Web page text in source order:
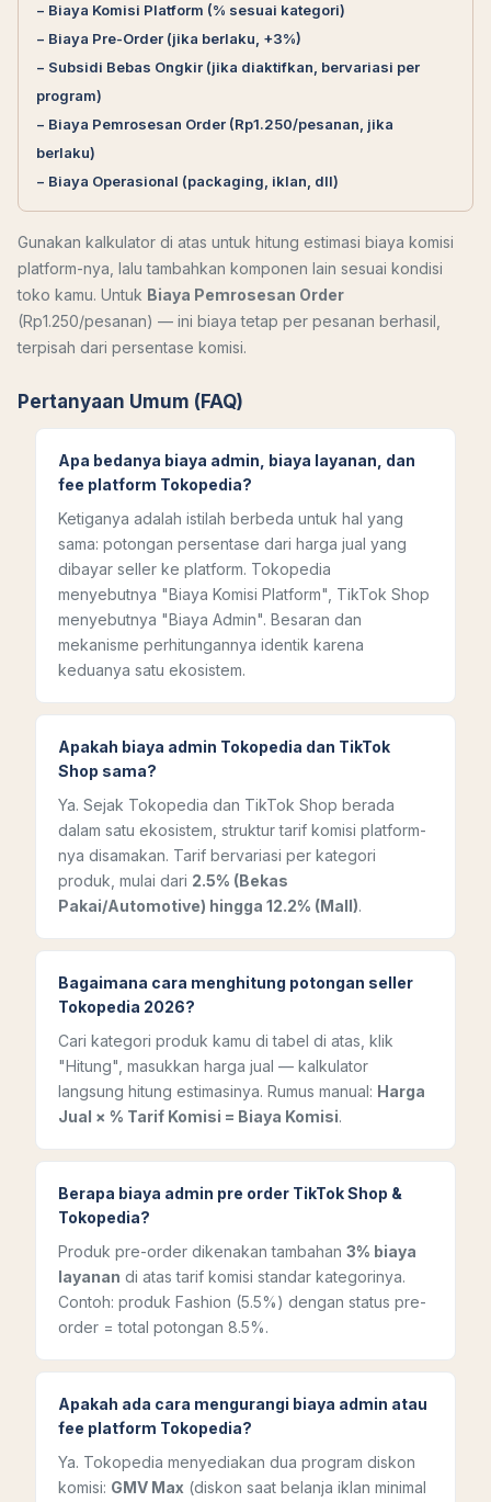
− Biaya Komisi Platform (% sesuai kategori)
− Biaya Pre-Order (jika berlaku, +3%)
− Subsidi Bebas Ongkir (jika diaktifkan, bervariasi per
program)
− Biaya Pemrosesan Order (Rp1.250/pesanan, jika
berlaku)
− Biaya Operasional (packaging, iklan, dll)
Gunakan kalkulator di atas untuk hitung estimasi biaya komisi
platform-nya, lalu tambahkan komponen lain sesuai kondisi
toko kamu. Untuk Biaya Pemrosesan Order
(Rp1.250/pesanan) — ini biaya tetap per pesanan berhasil,
terpisah dari persentase komisi.
Pertanyaan Umum (FAQ)
Apa bedanya biaya admin, biaya layanan, dan
fee platform Tokopedia?
Ketiganya adalah istilah berbeda untuk hal yang
sama: potongan persentase dari harga jual yang
dibayar seller ke platform. Tokopedia
menyebutnya "Biaya Komisi Platform", TikTok Shop
menyebutnya "Biaya Admin". Besaran dan
mekanisme perhitungannya identik karena
keduanya satu ekosistem.
Apakah biaya admin Tokopedia dan TikTok
Shop sama?
Ya. Sejak Tokopedia dan TikTok Shop berada
dalam satu ekosistem, struktur tarif komisi platform-
nya disamakan. Tarif bervariasi per kategori
produk, mulai dari 2.5% (Bekas
Pakai/Automotive) hingga 12.2% (Mall).
Bagaimana cara menghitung potongan seller
Tokopedia 2026?
Cari kategori produk kamu di tabel di atas, klik
"Hitung", masukkan harga jual — kalkulator
langsung hitung estimasinya. Rumus manual: Harga
Jual × % Tarif Komisi = Biaya Komisi.
Berapa biaya admin pre order TikTok Shop &
Tokopedia?
Produk pre-order dikenakan tambahan 3% biaya
layanan di atas tarif komisi standar kategorinya.
Contoh: produk Fashion (5.5%) dengan status pre-
order = total potongan 8.5%.
Apakah ada cara mengurangi biaya admin atau
fee platform Tokopedia?
Ya. Tokopedia menyediakan dua program diskon
komisi: GMV Max (diskon saat belanja iklan minimal